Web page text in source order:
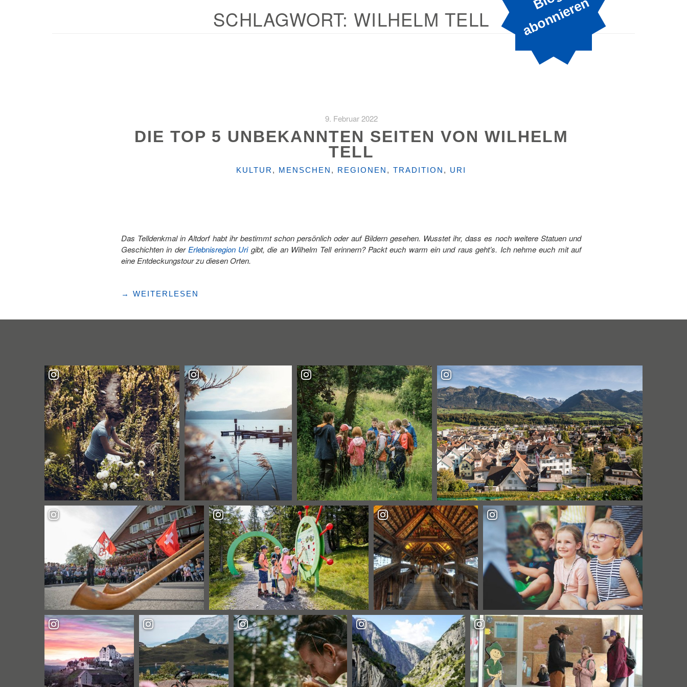
B
n
SCHLAGWORT: WILHELM TELL
9. Februar 2022
DIE TOP 5 UNBEKANNTEN SEITEN VON WILHELM
TELL
KATEGORIEN
KULTUR , MENSCHEN , REGIONEN , TRADITION , URI
Das Telldenkmal in Altdorf habt ihr bestimmt schon persönlich oder auf Bildern gesehen. Wusstet ihr, dass es noch weitere Statuen und
Geschichten in der Erlebnisregion Urigibt, die an Wilhelm Tell erinnern? Packt euch warm ein und raus geht’s. Ich nehme euch mit auf
eine Entdeckungstour zu diesen Orten.
"DIE
TELL"
→ WEITERLESEN